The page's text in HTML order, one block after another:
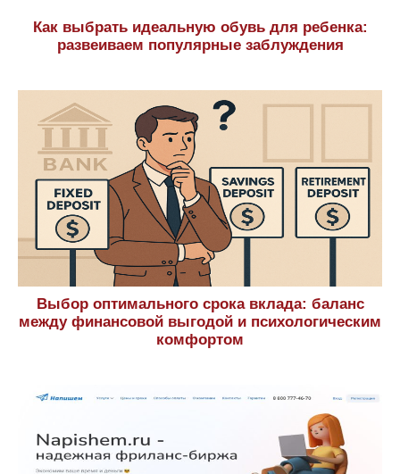
написания работ
Как подготовиться к вступительным экзаменам